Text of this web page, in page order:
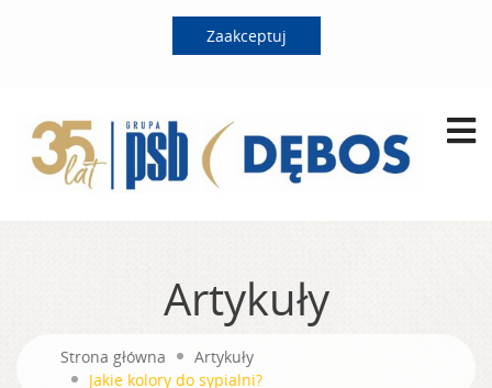
Zaakceptuj
Artykuły
Strona główna
Artykuły
Jakie kolory do sypialni?